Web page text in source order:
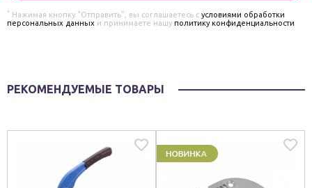
* Нажимая кнопку "Отправить", вы соглашаетесь с условиями обработки
персональных данных и принимаете нашу политику конфиденциальности
РЕКОМЕНДУЕМЫЕ ТОВАРЫ